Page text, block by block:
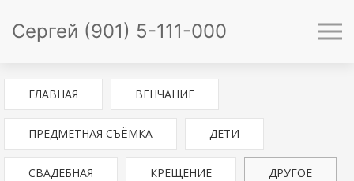
Сергей (901) 5-111-000
ГЛАВНАЯ ВЕНЧАНИЕ
ПРЕДМЕТНАЯ СЪЁМКА ДЕТИ
СВАДЕБНАЯ КРЕЩЕНИЕ ДРУГОЕ